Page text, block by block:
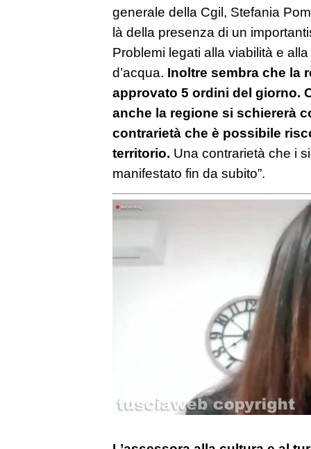
generale della Cgil, Stefania
là della presenza di un
Problemi legati alla viabilità e
d’acqua. Inoltre sembra che la
approvato 5 ordini del giorno.
anche la regione si schiererà
contrarietà che è possibile
territorio. Una contrarietà che i
manifestato fin da subito”.